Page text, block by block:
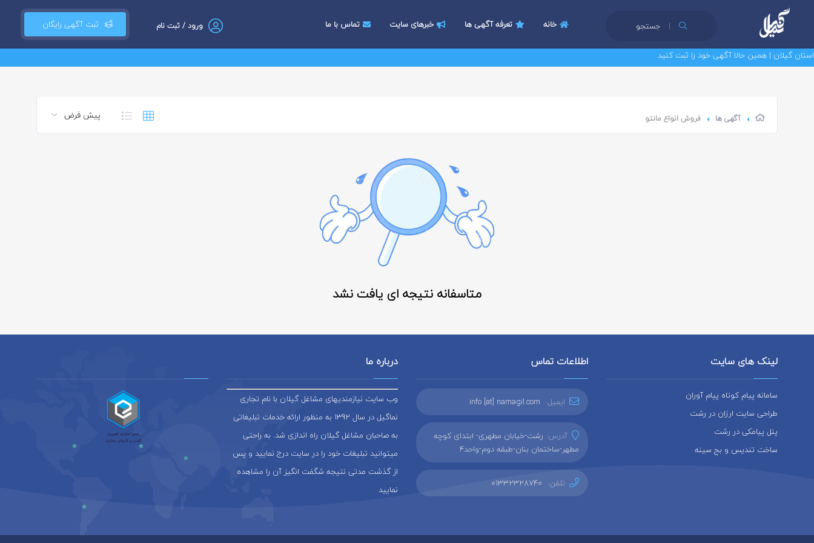
جستجو ثبت آگهی رایگان ورود / ثبت نام خانه تعرفه آگهی ها خبرهای سایت تماس با ما
گیلان | همین حالا آگهی خود را ثبت کنید
آگهی ها فروش انواع مانتو
متاسفانه نتیجه ای یافت نشد
لینک های سایت
سامانه پیام کوتاه پیام آوران
طراحی سایت ارزان در رشت
پنل پیامکی در رشت
ساخت تندیس و بج سینه
اطلاعات تماس
ایمیل: info [at] namagil.com
آدرس: رشت-خیابان مطهری- ابتدای کوچه
مطهر-ساختمان بنان-طبقه دوم-واحد4
تلفن: 01332328740
درباره ما
وب سایت نیازمندیهای مشاغل گیلان با نام تجاری
نماگیل در سال 1392 به منظور ارائه خدمات تبلیغاتی
به صاحبان مشاغل گیلان راه اندازی شد. به راحتی
میتوانید تبلیغات خود را در سایت درج نمایید و پس
از گذشت مدتی نتیجه شگفت انگیز آن را مشاهده
نمایید